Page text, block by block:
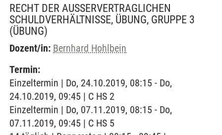
RECHT DER AUSSERVERTRAGLICHEN S
CHULDVERHÄLTNISSE, ÜBUNG, GRUPPE 3
(ÜBUNG)
Dozent/in: Bernhard Hohlbein
Termin:
Einzeltermin | Do, 24.10.2019, 08:15 - Do,
24.10.2019, 09:45 | C HS 2
Einzeltermin | Do, 07.11.2019, 08:15 - Do,
07.11.2019, 09:45 | C HS 5